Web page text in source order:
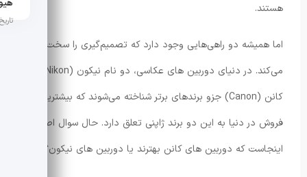
تاریخ
هستند.
اما همیشه دو راهی‌هایی وجود دارد که تصمیم‌گیری را سخت
کانن (Canon) جزو برندهای برتر شناخته می‌شوند که بیشترین
فروش در دنیا به این دو برند ژاپنی تعلق دارد. حال سوال اصلی
اینجاست که دوربین های کانن بهترند یا دوربین های نیکون؟